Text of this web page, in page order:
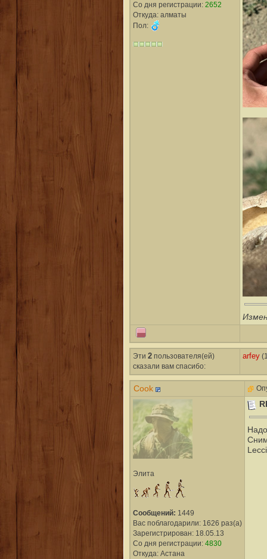
Со дня регистрации: 2652
Откуда: алматы
Пол:
Эти 2пользователя(ей)
сказали вам cпасибо:
arfey
Cook
Элита
Сообщений: 1449
Вас поблагодарили: 1626 раз(а)
Зарегистрирован: 18.05.13
Со дня регистрации: 4830
Откуда: Астана